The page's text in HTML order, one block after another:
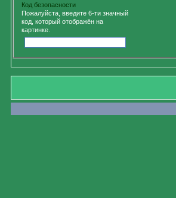
Код безопасности
Пожалуйста, введите 6-ти значный
код, который отображён на
картинке.